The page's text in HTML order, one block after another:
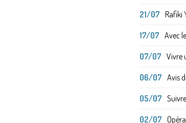
21/07 Rafiki
17/07 Avec
07/07 Vivre
06/07 Avis
05/07
02/07